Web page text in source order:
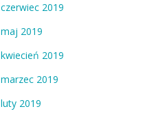
czerwiec 2019
maj 2019
kwiecień 2019
marzec 2019
luty 2019